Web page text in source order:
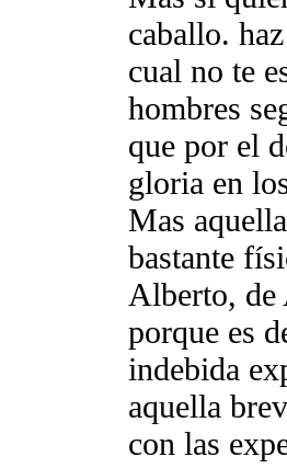
caballo.
cual no te
hombres
que por el
gloria en
Mas
bastante
Alberto, de
porque es
indebida
aquella
con las